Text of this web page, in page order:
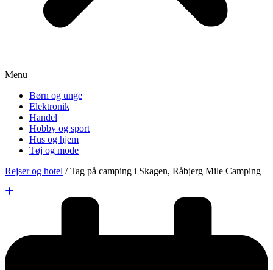
Menu
Børn og unge
Elektronik
Handel
Hobby og sport
Hus og hjem
Tøj og mode
Rejser og hotel /Tag på camping i Skagen, Råbjerg Mile Camping